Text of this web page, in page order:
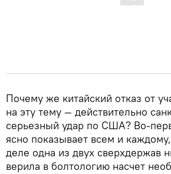
Почему же китайский отказ от
на эту тему — действительно
серьезный удар по США? Во-
ясно показывает всем и
деле одна из двух сверхдержав
верила в болтологию насчет